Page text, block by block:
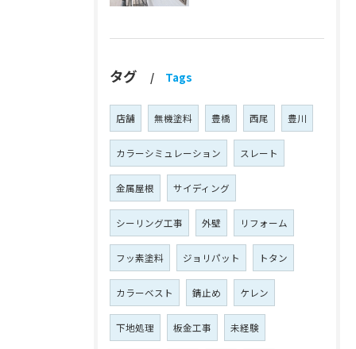
タグ Tags
店舗 無機塗料 豊橋 西尾 豊川
カラーシミュレーション スレート
金属屋根 サイディング
シーリング工事 外壁 リフォーム
フッ素塗料 ジョリパット トタン
カラーベスト 錆止め ケレン
下地処理 板金工事 未経験